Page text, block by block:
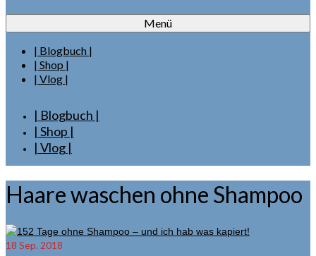
Menü
| Blogbuch |
| Shop |
| Vlog |
| Blogbuch |
| Shop |
| Vlog |
Haare waschen ohne Shampoo
18 Sep. 2018